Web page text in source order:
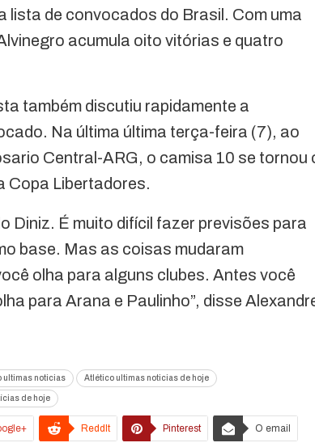
lista de convocados do Brasil. Com uma
acumula oito vitórias e quatro
também discutiu rapidamente a
Na última última terça-feira (7), ao
Central-ARG, o camisa 10 se tornou
Copa Libertadores.
Diniz. É muito difícil fazer previsões para
base. Mas as coisas mudaram
olha para alguns clubes. Antes você
para Arana e Paulinho”, disse
ultimas noticias Atlético ultimas noticias de hoje
de hoje
ReddIt Pinterest O email